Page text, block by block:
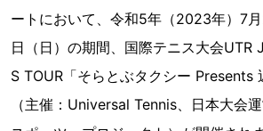
ートにおいて、令和5年（2023年）7
日（日）の期間、国際テニス大会UTR
S TOUR「そらとぶタクシー Presents
（主催：Universal Tennis、日本大会